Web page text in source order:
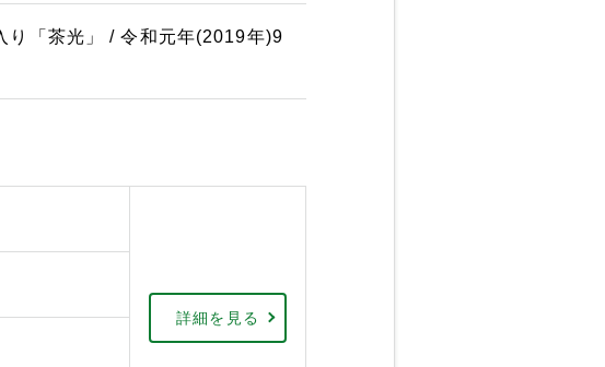
り「茶光」 / 令和元年(2019年)9
詳細を見る